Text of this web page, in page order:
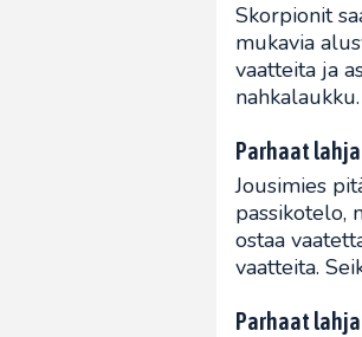
Skorpionit
mukavia
vaatteita ja
nahkalaukku.
Parhaat
Jousimies
passikotelo,
ostaa
vaatteita.
Parhaat